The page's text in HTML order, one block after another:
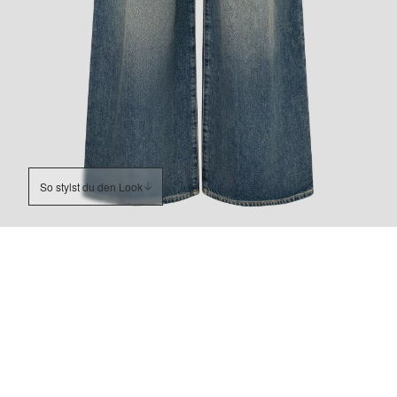
So stylst du den Look